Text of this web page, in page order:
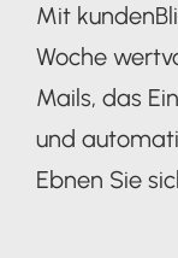
Mit
Woche
Mails, das
und
Ebnen Sie